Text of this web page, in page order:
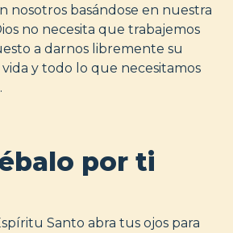
nosotros basándose en nuestra
no necesita que trabajemos
a darnos libremente su
y todo lo que necesitamos
por ti
Santo abra tus ojos para